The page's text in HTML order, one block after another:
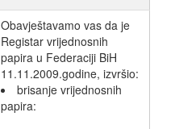
Obavještavamo vas da je
Registar vrijednosnih
papira u Federaciji BiH
11.11.2009.godine, izvršio:
brisanje vrijednosnih
papira: